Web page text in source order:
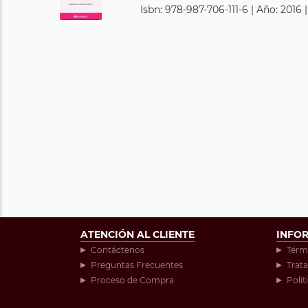
Isbn: 978-987-706-111-6 | Año: 2016
ATENCIÓN AL CLIENTE
Contáctenos
Preguntas Frecuentes
Proceso de Compra